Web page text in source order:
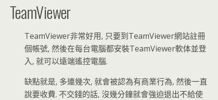
TeamViewer
TeamViewer非常好用, 只要到TeamViewer網站註冊
個帳號, 然後在每台電腦都安裝TeamViewer軟体並登
入, 就可以遠端遙控電腦.
缺點就是, 多連幾次, 就會被認為有商業行為, 然後一直
說要收費. 不交錢的話, 沒幾分鐘就會強迫退出不給使